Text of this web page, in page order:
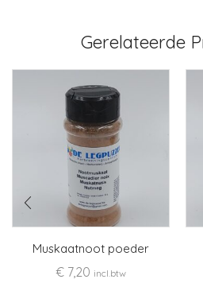
Gerelateerde
Muskaatnoot poeder
€ 7,20 incl.btw